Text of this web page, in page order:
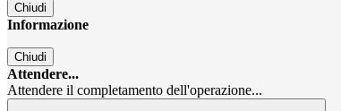
Chiudi
Informazione
Chiudi
Attendere...
Attendere il completamento dell'operazione...